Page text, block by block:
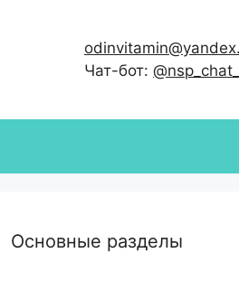
Чат-бот:
Основные разделы